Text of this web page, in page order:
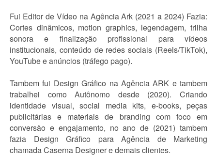
Fui Editor de Vídeo na Agência Ark (2021 a 2024) Fazia:
Cortes dinâmicos, motion graphics, legendagem, trilha
sonora e finalização profissional para vídeos
institucionais, conteúdo de redes sociais (Reels/TikTok),
YouTube e anúncios (tráfego pago).
Tambem fui Design Gráfico na Agência ARK e tambem
trabalhei como Autônomo desde (2020). Criando
identidade visual, social media kits, e-books, peças
publicitárias e materiais de branding com foco em
conversão e engajamento, no ano de (2021) tambem
fazia Design Gráfico para Agência de Marketing
chamada Caserna Designer e demais clientes.